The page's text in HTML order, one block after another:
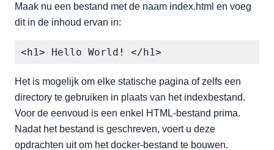
Maak nu een bestand met de naam index.html en voeg
dit in de inhoud ervan in:
Het is mogelijk om elke statische pagina of zelfs een
directory te gebruiken in plaats van het indexbestand.
Voor de eenvoud is een enkel HTML-bestand prima.
Nadat het bestand is geschreven, voert u deze
opdrachten uit om het docker-bestand te bouwen.